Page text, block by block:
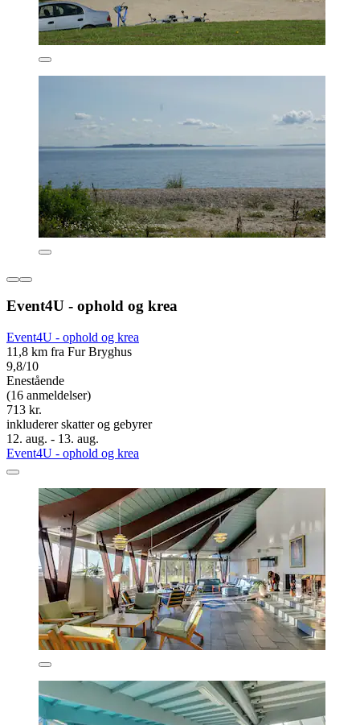
Event4U - ophold og krea
Event4U - ophold og krea
11,8 km fra Fur Bryghus
9,8/10
Enestående
(16 anmeldelser)
713 kr.
inkluderer skatter og gebyrer
12. aug. - 13. aug.
Event4U - ophold og krea